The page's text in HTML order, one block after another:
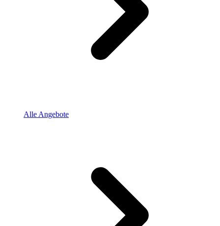
Alle Angebote